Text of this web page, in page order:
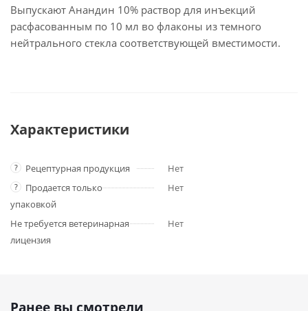
Выпускают Анандин 10% раствор для инъекций
расфасованным по 10 мл во флаконы из темного
нейтрального стекла соответствующей вместимости.
Характеристики
? Рецептурная продукция Нет
?
Продается только
упаковкой
Нет
Не требуется ветеринарная
лицензия
Нет